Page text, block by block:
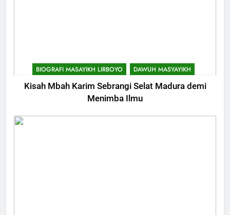
BIOGRAFI MASAYIKH LIRBOYO DAWUH MASYAYIKH
Kisah Mbah Karim Sebrangi Selat Madura demi
Menimba Ilmu